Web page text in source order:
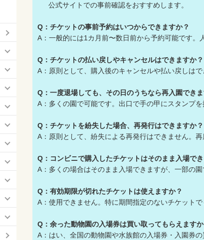
公式サイトでの事前確認をおすすめします。
Q： チケットの事前予約はいつからできますか？
A：一般的には1カ月前〜数日前から予約可能です。
Q：チケットの払い戻しやキャンセルはできますか？
A：原則として、購入後のキャンセルや払い戻しは
Q：一度退場しても、その日のうちなら再入園できま
A：多くの園で可能です。出口で手の甲にスタンプ
Q：チケットを紛失した場合、再発行はできますか？
A：原則として、紛失による再発行はできません。再
Q：コンビニで購入したチケットはそのまま入場で
A：多くの場合はそのまま入場できますが、一部の
Q：有効期限が切れたチケットは使えますか？
A：使用できません。特に期間指定のないチケット
Q：余った動物園の入場券は買い取ってもらえますか
A：はい、全国の動物園や水族館の入場券・入園券